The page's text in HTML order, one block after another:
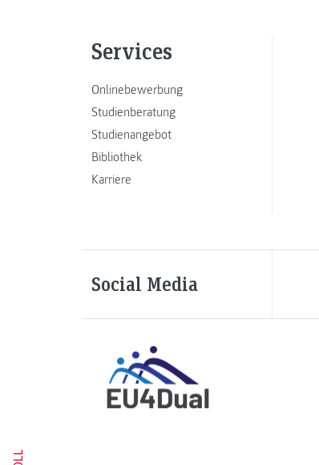
Services
Onlinebewerbung
Studienberatung
Studienangebot
Bibliothek
Karriere
Social Media